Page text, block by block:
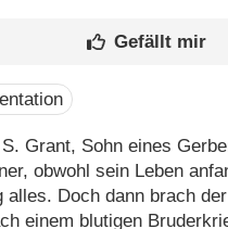
Grant, Sohn eines
obwohl sein Leben
alles. Doch dann brach
einem blutigen